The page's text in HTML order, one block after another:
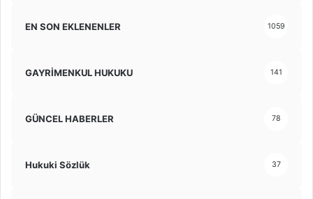
EN SON EKLENENLER 1059
GAYRİMENKUL HUKUKU 141
GÜNCEL HABERLER 78
Hukuki Sözlük 37